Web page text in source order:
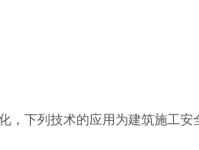
，下列技术的应用为建筑施工安